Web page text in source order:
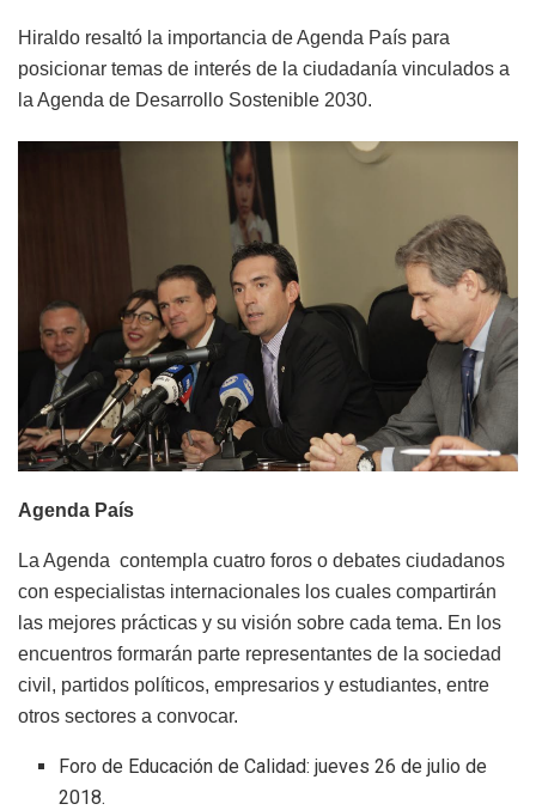
Hiraldo resaltó la importancia de Agenda País para
posicionar temas de interés de la ciudadanía vinculados a
la Agenda de Desarrollo Sostenible 2030.
Agenda País
La Agenda contempla cuatro foros o debates ciudadanos
con especialistas internacionales los cuales compartirán
las mejores prácticas y su visión sobre cada tema. En los
encuentros formarán parte representantes de la sociedad
civil, partidos políticos, empresarios y estudiantes, entre
otros sectores a convocar.
Foro de Educación de Calidad: jueves 26 de julio de
2018.